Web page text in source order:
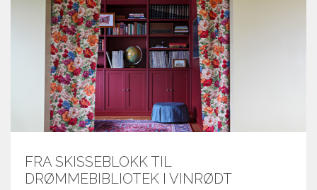
FRA SKISSEBLOKK TIL
DRØMMEBIBLIOTEK I VINRØDT